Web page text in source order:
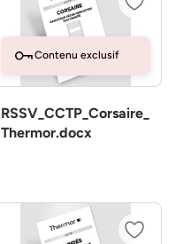
Contenu exclusif
RSSV_CCTP_Corsaire_
Thermor.docx